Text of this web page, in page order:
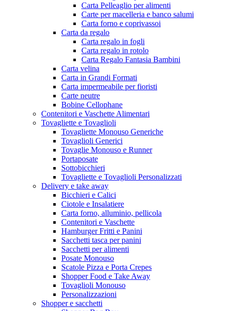
Carta Pelleaglio per alimenti
Carte per macelleria e banco salumi
Carta forno e coprivassoi
Carta da regalo
Carta regalo in fogli
Carta regalo in rotolo
Carta Regalo Fantasia Bambini
Carta velina
Carta in Grandi Formati
Carta impermeabile per fioristi
Carte neutre
Bobine Cellophane
Contenitori e Vaschette Alimentari
Tovagliette e Tovaglioli
Tovagliette Monouso Generiche
Tovaglioli Generici
Tovaglie Monouso e Runner
Portaposate
Sottobicchieri
Tovagliette e Tovaglioli Personalizzati
Delivery e take away
Bicchieri e Calici
Ciotole e Insalatiere
Carta forno, alluminio, pellicola
Contenitori e Vaschette
Hamburger Fritti e Panini
Sacchetti tasca per panini
Sacchetti per alimenti
Posate Monouso
Scatole Pizza e Porta Crepes
Shopper Food e Take Away
Tovaglioli Monouso
Personalizzazioni
Shopper e sacchetti